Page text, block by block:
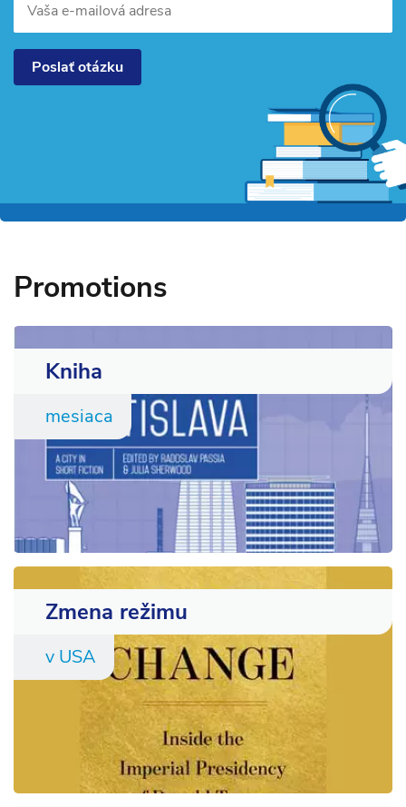
Vaša e-mailová adresa
Poslať otázku
Promotions
Kniha
mesiaca
Zmena režimu
v USA